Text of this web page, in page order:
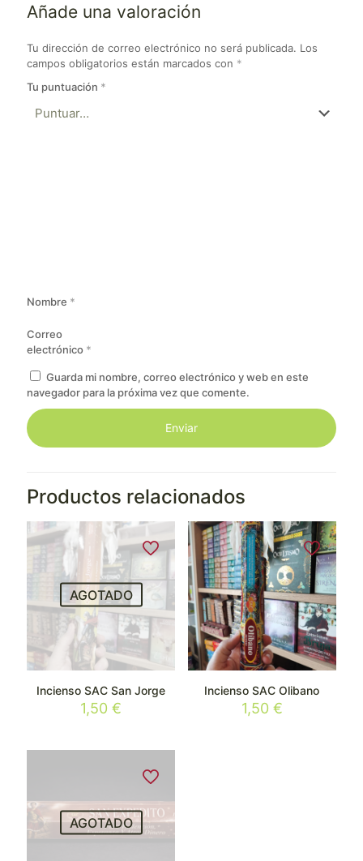
Añade una valoración
Tu dirección de correo electrónico no será publicada. Los
campos obligatorios están marcados con *
Tu puntuación *
Nombre *
Correo
electrónico *
Guarda mi nombre, correo electrónico y web en este
navegador para la próxima vez que comente.
Productos relacionados
AGOTADO
Incienso SAC San Jorge
1,50€
Incienso SAC Olibano
1,50 €
AGOTADO